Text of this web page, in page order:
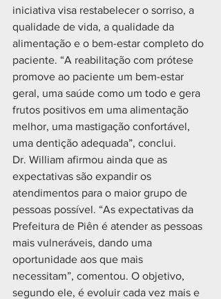
iniciativa visa restabelecer o sorriso, a
qualidade de vida, a qualidade da
alimentação e o bem-estar completo do
paciente. “A reabilitação com prótese
promove ao paciente um bem-estar
geral, uma saúde como um todo e gera
frutos positivos em uma alimentação
melhor, uma mastigação confortável,
uma dentição adequada”, conclui.
Dr. William afirmou ainda que as
expectativas são expandir os
atendimentos para o maior grupo de
pessoas possível. “As expectativas da
Prefeitura de Piên é atender as pessoas
mais vulneráveis, dando uma
oportunidade aos que mais
necessitam”, comentou. O objetivo,
segundo ele, é evoluir cada vez mais e